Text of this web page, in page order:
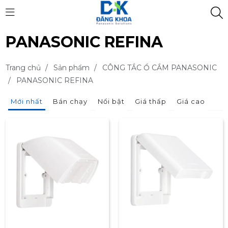
PANASONIC REFINA
Trang chủ / Sản phẩm /
CÔNG TẮC Ổ CẮM PANASONIC
/
PANASONIC REFINA
Mới nhất Bán chạy Nổi bật Giá thấp Giá cao